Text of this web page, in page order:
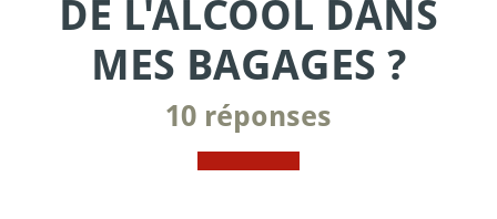
DE L'ALCOOL DANS
MES BAGAGES ?
10 réponses